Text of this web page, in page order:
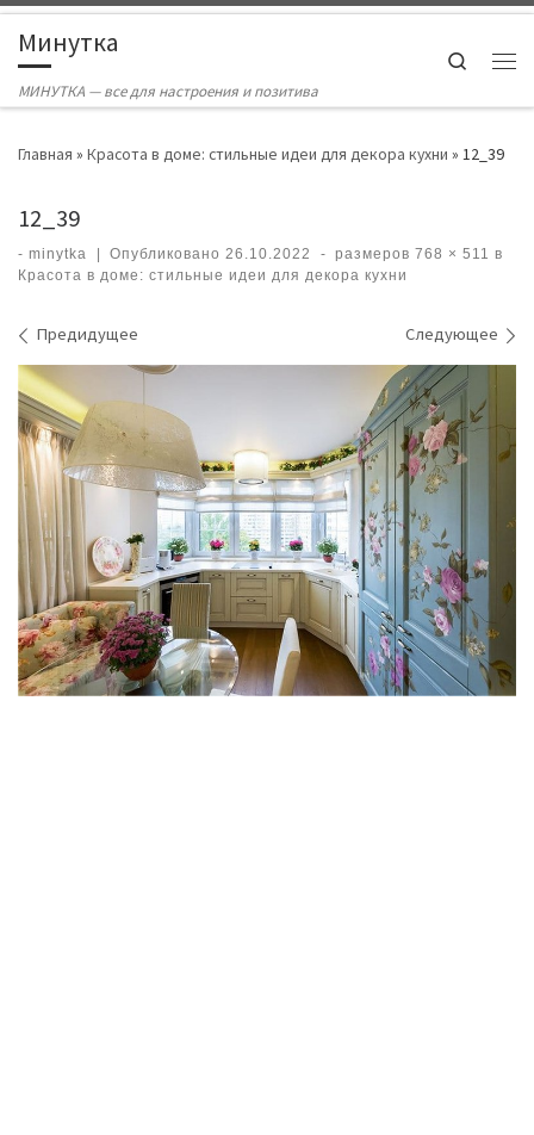
Skip to content
Минутка
МИНУТКА — все для настроения и позитива
Search
Главная » Красота в доме: стильные идеи для декора кухни » 12_39
12_39
- minytka Опубликовано26.10.2022 - размеров 768 × 511 в
Красота в доме: стильные идеи для декора кухни
Навигация по изображениям
Предидущее Следующее